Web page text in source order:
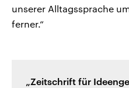
unserer Alltagssprache
ferner.“
„Zeitschrift für